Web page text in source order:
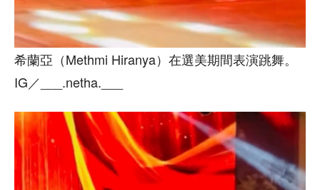
希蘭亞（Methmi Hiranya）在選美期間表演跳舞。
IG／___.netha.___